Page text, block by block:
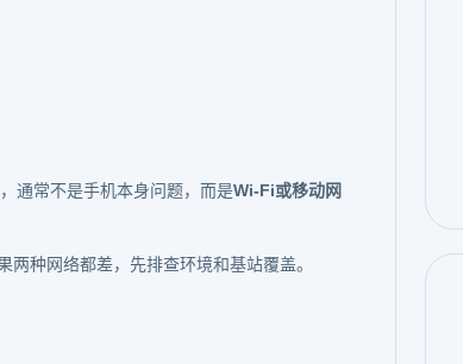
通常不是手机本身问题，而是Wi-Fi或移动网
种网络都差，先排查环境和基站覆盖。